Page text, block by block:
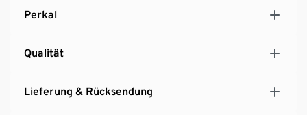
Perkal
Qualität
Lieferung & Rücksendung